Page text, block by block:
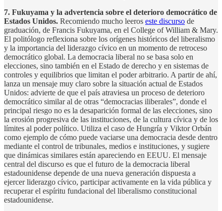
7. Fukuyama y la advertencia sobre el deterioro democrático de
Estados Unidos. Recomiendo mucho leeros este discurso de
graduación, de Francis Fukuyama, en el College of William & Mary.
El politólogo reflexiona sobre los orígenes históricos del liberalismo
y la importancia del liderazgo cívico en un momento de retroceso
democrático global. La democracia liberal no se basa solo en
elecciones, sino también en el Estado de derecho y en sistemas de
controles y equilibrios que limitan el poder arbitrario. A partir de ahí,
lanza un mensaje muy claro sobre la situación actual de Estados
Unidos: advierte de que el país atraviesa un proceso de deterioro
democrático similar al de otras “democracias iliberales”, donde el
principal riesgo no es la desaparición formal de las elecciones, sino
la erosión progresiva de las instituciones, de la cultura cívica y de los
límites al poder político. Utiliza el caso de Hungría y Viktor Orbán
como ejemplo de cómo puede vaciarse una democracia desde dentro
mediante el control de tribunales, medios e instituciones, y sugiere
que dinámicas similares están apareciendo en EEUU. El mensaje
central del discurso es que el futuro de la democracia liberal
estadounidense depende de una nueva generación dispuesta a
ejercer liderazgo cívico, participar activamente en la vida pública y
recuperar el espíritu fundacional del liberalismo constitucional
estadounidense.